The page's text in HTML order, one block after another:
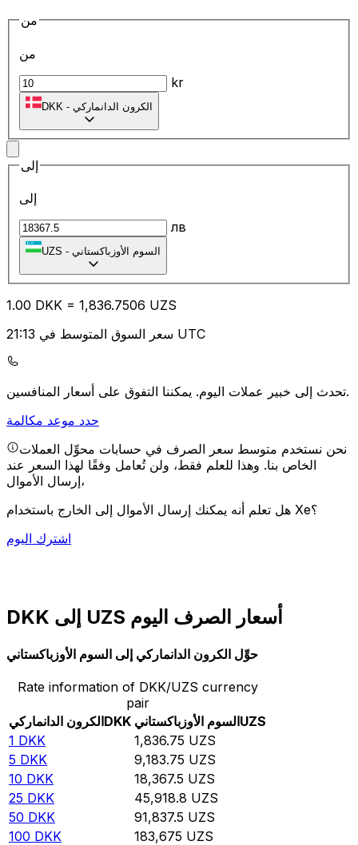
من
من
kr
DKK - الكرون الدانماركي
إلى
إلى
лв
UZS - السوم الأوزباكستاني
1.00 DKK = 1,836.7506 UZS
سعر السوق المتوسط في 21:13 UTC
تحدث إلى خبير عملات اليوم.يمكننا التفوق على أسعار المنافسين.
حدد موعد مكالمة
نحن نستخدم متوسط سعر الصرف في حسابات محوِّل العملات
الخاص بنا. وهذا للعلم فقط، ولن تُعامل وفقًا لهذا السعر عند
إرسال الأموال،
هل تعلم أنه يمكنك إرسال الأموال إلى الخارج باستخدام Xe؟
اشترك اليوم
DKK إلى UZS أسعار الصرف اليوم
حوِّل الكرون الدانماركي إلى السوم الأوزباكستاني
Rate information of DKK/UZS currency
pair
الكرون الدانماركيDKK السوم الأوزباكستانيUZS
1 DKK 1,836.75 UZS
5 DKK 9,183.75 UZS
10 DKK 18,367.5 UZS
25 DKK 45,918.8 UZS
50 DKK 91,837.5 UZS
100 DKK 183,675 UZS